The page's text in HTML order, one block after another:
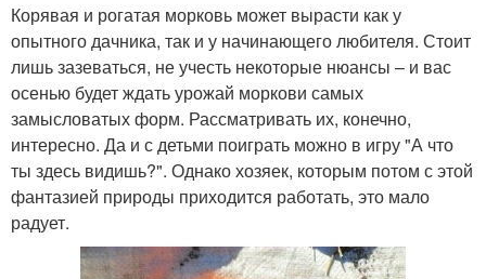
Корявая и рогатая морковь может вырасти как у
опытного дачника, так и у начинающего любителя. Стоит
лишь зазеваться, не учесть некоторые нюансы – и вас
осенью будет ждать урожай моркови самых
замысловатых форм. Рассматривать их, конечно,
интересно. Да и с детьми поиграть можно в игру "А что
ты здесь видишь?". Однако хозяек, которым потом с этой
фантазией природы приходится работать, это мало
радует.